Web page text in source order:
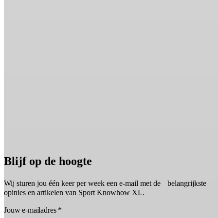
Blijf op de hoogte
Wij sturen jou één keer per week een e-mail met de belangrijkste
opinies en artikelen van Sport Knowhow XL.
Jouw e-mailadres *